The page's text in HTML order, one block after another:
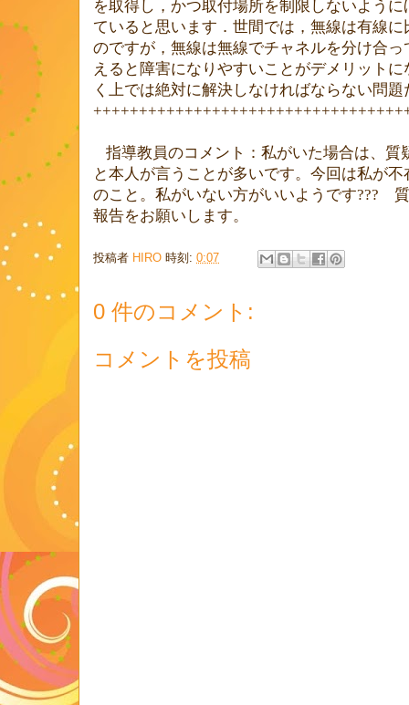
を取得し，かつ取付場所を制限しないよう
ていると思います．世間では，無線は有線
のですが，無線は無線でチャネルを分け合
えると障害になりやすいことがデメリット
く上では絶対に解決しなければならない問
指導教員のコメント：私がいた場合は、質
と本人が言うことが多いです。今回は私が
のこと。私がいない方がいいようです??? 質
報告をお願いします。
投稿者 HIRO 時刻: 0:07
0 件のコメント:
コメントを投稿